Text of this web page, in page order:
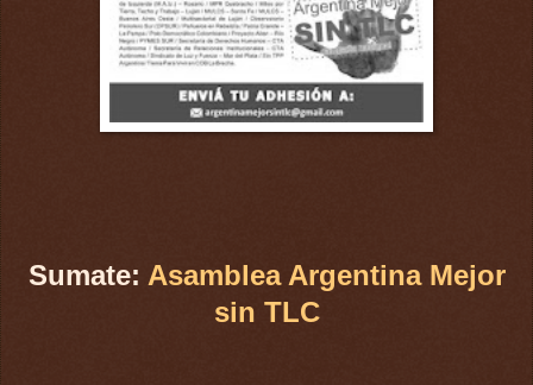
Sumate: Asamblea Argentina Mejor
sin TLC